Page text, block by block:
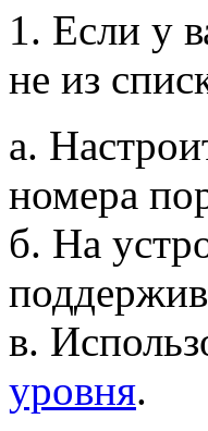
1. Если у
не из
а.
номера
б. На
в.
уровня.